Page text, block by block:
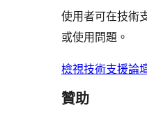
論
評
論
者
評
論
用
者
評
使用者可在技術
或使用問題。
檢視技術支援論
贊助